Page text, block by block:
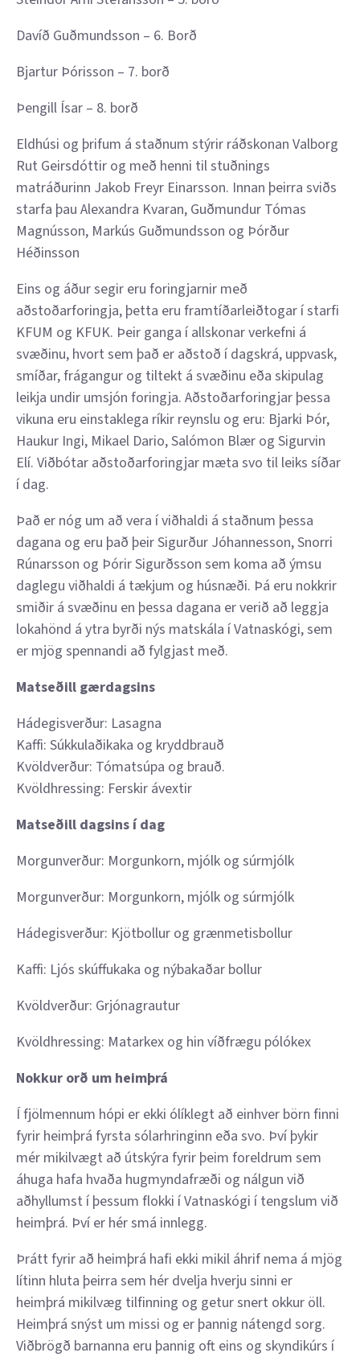
Davíð Guðmundsson – 6. Borð
Bjartur Þórisson – 7. borð
Þengill Ísar – 8. borð
Eldhúsi og þrifum á staðnum stýrir ráðskonan Valborg
Rut Geirsdóttir og með henni til stuðnings
matráðurinn Jakob Freyr Einarsson. Innan þeirra sviðs
starfa þau Alexandra Kvaran, Guðmundur Tómas
Magnússon, Markús Guðmundsson og Þórður
Héðinsson
Eins og áður segir eru foringjarnir með
aðstoðarforingja, þetta eru framtíðarleiðtogar í starfi
KFUM og KFUK. Þeir ganga í allskonar verkefni á
svæðinu, hvort sem það er aðstoð í dagskrá, uppvask,
smíðar, frágangur og tiltekt á svæðinu eða skipulag
leikja undir umsjón foringja. Aðstoðarforingjar þessa
vikuna eru einstaklega ríkir reynslu og eru: Bjarki Þór,
Haukur Ingi, Mikael Dario, Salómon Blær og Sigurvin
Elí. Viðbótar aðstoðarforingjar mæta svo til leiks síðar
í dag.
Það er nóg um að vera í viðhaldi á staðnum þessa
dagana og eru það þeir Sigurður Jóhannesson, Snorri
Rúnarsson og Þórir Sigurðsson sem koma að ýmsu
daglegu viðhaldi á tækjum og húsnæði. Þá eru nokkrir
smiðir á svæðinu en þessa dagana er verið að leggja
lokahönd á ytra byrði nýs matskála í Vatnaskógi, sem
er mjög spennandi að fylgjast með.
Matseðill gærdagsins
Hádegisverður: Lasagna
Kaffi: Súkkulaðikaka og kryddbrauð
Kvöldverður: Tómatsúpa og brauð.
Kvöldhressing: Ferskir ávextir
Matseðill dagsins í dag
Morgunverður: Morgunkorn, mjólk og súrmjólk
Morgunverður: Morgunkorn, mjólk og súrmjólk
Hádegisverður: Kjötbollur og grænmetisbollur
Kaffi: Ljós skúffukaka og nýbakaðar bollur
Kvöldverður: Grjónagrautur
Kvöldhressing: Matarkex og hin víðfrægu pólókex
Nokkur orð um heimþrá
Í fjölmennum hópi er ekki ólíklegt að einhver börn finni
fyrir heimþrá fyrsta sólarhringinn eða svo. Því þykir
mér mikilvægt að útskýra fyrir þeim foreldrum sem
áhuga hafa hvaða hugmyndafræði og nálgun við
aðhyllumst í þessum flokki í Vatnaskógi í tengslum við
heimþrá. Því er hér smá innlegg.
Þrátt fyrir að heimþrá hafi ekki mikil áhrif nema á mjög
lítinn hluta þeirra sem hér dvelja hverju sinni er
heimþrá mikilvæg tilfinning og getur snert okkur öll.
Heimþrá snýst um missi og er þannig nátengd sorg.
Viðbrögð barnanna eru þannig oft eins og skyndikúrs í